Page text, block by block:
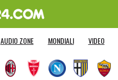
AUDIO ZONE MONDIALI VIDEO